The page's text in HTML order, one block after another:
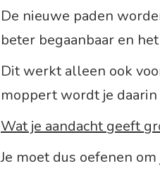
De nieuwe paden
beter begaanbaar en
Dit werkt alleen ook
moppert wordt je
Wat je aandacht geeft
Je moet dus oefenen